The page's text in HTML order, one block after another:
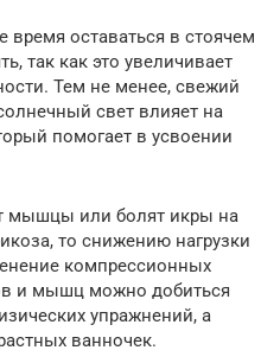
оставаться в стоячем
так как это увеличивает
Тем не менее, свежий
свет влияет на
помогает в усвоении
мышцы или болят икры на
то снижению нагрузки
компрессионных
и мышц можно добиться
упражнений, а
ванночек.